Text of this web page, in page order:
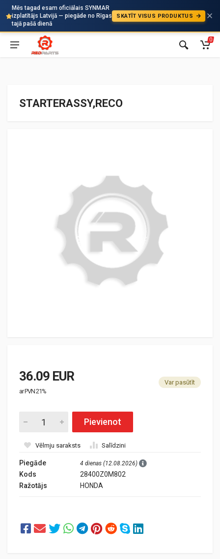
Mēs tagad esam oficiālais SYNMAR
izplatītājs Latvijā — piegāde no Rīgas
tajā pašā dienā
SKATĪT VISUS PRODUKTUS
Auto
0
STARTERASSY,RECO
36.09 EUR
ar PVN 21%
Var pasūtīt
Pievienot
Vēlmju saraksts Salīdzini
Piegāde 4 dienas (12.08.2026)
Kods
28400Z0M802
Ražotājs
HONDA